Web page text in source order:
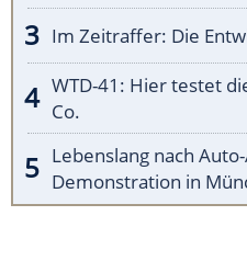
Im Zeitraffer: Die
WTD-41: Hier testet
Co.
Lebenslang nach
Demonstration in